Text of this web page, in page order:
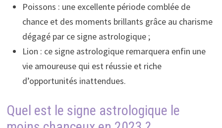
Poissons : une excellente période comblée de
chance et des moments brillants grâce au charisme
dégagé par ce signe astrologique ;
Lion : ce signe astrologique remarquera enfin une
vie amoureuse qui est réussie et riche
d’opportunités inattendues.
Quel est le signe astrologique le